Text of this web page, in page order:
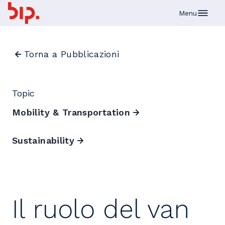
Menu
Torna a Pubblicazioni
Topic
Mobility & Transportation
Sustainability
Il ruolo del van